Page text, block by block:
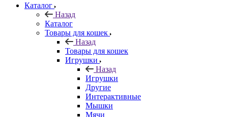
Каталог
Назад
Каталог
Товары для кошек
Назад
Товары для кошек
Игрушки
Назад
Игрушки
Другие
Интерактивные
Мышки
Мячи